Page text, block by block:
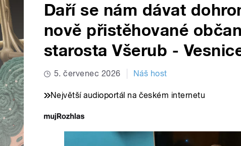
Daří se nám dávat
nově přistěhované
starosta Všerub -
5. červenec 2026 Náš host
Největší audioportál na českém internetu